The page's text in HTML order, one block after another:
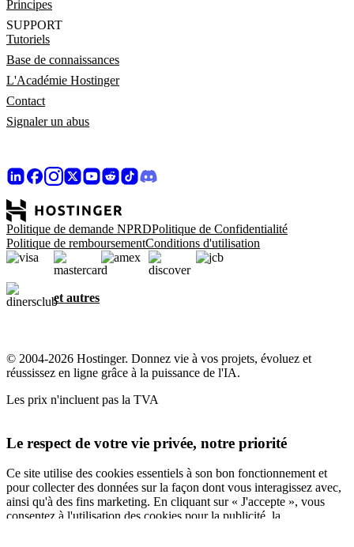
Principes
SUPPORT
Tutoriels
Base de connaissances
L'Académie Hostinger
Contact
Signaler un abus
Politique de demande NPRDPolitique de Confidentialité
Politique de remboursementConditions d'utilisation
et autres
© 2004-2026 Hostinger. Donnez vie à vos projets, évoluez et
réussissez en ligne grâce à la puissance de l'IA.
Les prix n'incluent pas la TVA
Le respect de votre vie privée, notre priorité
Ce site utilise des cookies essentiels à son bon fonctionnement et
pour collecter des données sur la façon dont vous interagissez avec,
ainsi qu'à des fins marketing. En cliquant sur « J'accepte », vous
consentez à l'utilisation des cookies pour la publicité, la